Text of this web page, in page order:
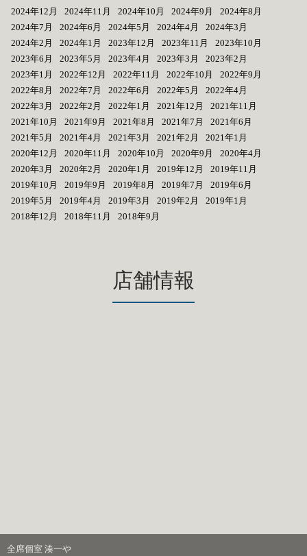
2024年12月
2024年11月 2024年10月 2024年9月
2024年8月
2024年7月
2024年6月 2024年5月 2024年4月
2024年3月
2024年2月
2024年1月 2023年12月 2023年11月
2023年10月
2023年6月
2023年5月 2023年4月 2023年3月
2023年2月
2023年1月
2022年12月 2022年11月 2022年10月
2022年9月
2022年8月
2022年7月 2022年6月 2022年5月
2022年4月
2022年3月
2022年2月 2022年1月 2021年12月
2021年11月
2021年10月
2021年9月 2021年8月 2021年7月
2021年6月
2021年5月
2021年4月 2021年3月 2021年2月
2021年1月
2020年12月
2020年11月 2020年10月 2020年9月
2020年4月
2020年3月
2020年2月 2020年1月 2019年12月
2019年11月
2019年10月
2019年9月 2019年8月 2019年7月
2019年6月
2019年5月
2019年4月 2019年3月 2019年2月
2019年1月
2018年12月
2018年11月 2018年9月
店舗情報
全席個室 湊一や